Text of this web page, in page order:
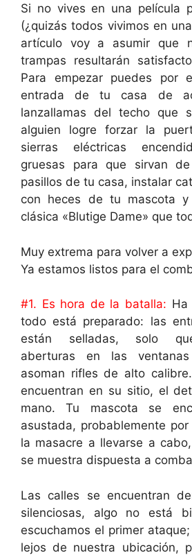
Si no vives en una película
(¿quizás todos vivimos en
artículo voy a asumir que
trampas resultarán
Para empezar puedes por
entrada de tu casa de
lanzallamas del techo que
alguien logre forzar la
sierras eléctricas
gruesas para que sirvan
pasillos de tu casa, instalar
con heces de tu mascota
clásica «Blutige Dame» que
Muy extrema para volver a
Ya estamos listos para el
#1. Es hora de la batalla:
todo está preparado: las
están selladas, solo
aberturas en las
asoman rifles de alto
encuentran en su sitio, el
mano. Tu mascota se
asustada, probablemente
la masacre a llevarse a
se muestra dispuesta a
Las calles se encuentran
silenciosas, algo no está
escuchamos el primer
lejos de nuestra ubicación,